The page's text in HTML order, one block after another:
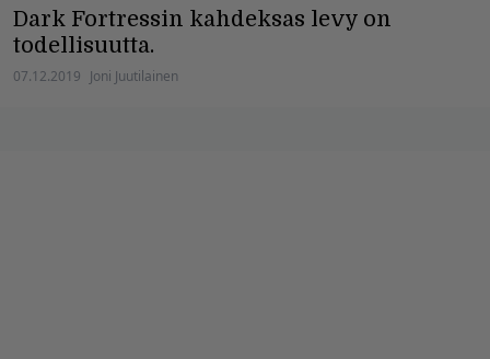
Dark Fortressin kahdeksas levy on
todellisuutta.
07.12.2019 Joni Juutilainen